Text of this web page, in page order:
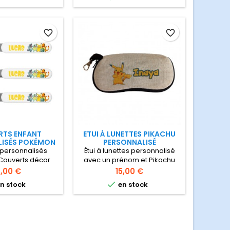
Boîte en
prénom ci-dessous
ENFANT
POKÉMON
décor
avec
votre enfant
€
stock
favorite_border
ETUI À LUNETTES PIKACHU
PERSONNALISÉ
Étui à lunettes personnalisé
avec un prénom et Pikachu
Étui à lunettes souple et
doublure néoprène pour
protéger les lunettes.
Fermeture zippée
Prix
15,00 €
 en stock
favorite_border